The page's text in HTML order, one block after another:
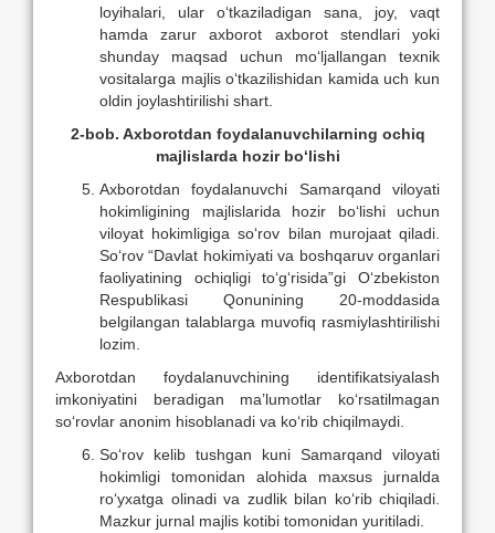
loyihalari, ular о‘tkaziladigan sana, joy, vaqt
hamda zarur axborot axborot stendlari yoki
shunday maqsad uchun mо‘ljallangan texnik
vositalarga majlis о‘tkazilishidan kamida uch kun
oldin joylashtirilishi shart.
2-bob. Axborotdan foydalanuvchilarning ochiq
majlislarda hozir bо‘lishi
Axborotdan foydalanuvchi Samarqand viloyati
hokimligining majlislarida hozir bо‘lishi uchun
viloyat hokimligiga sо‘rov bilan murojaat qiladi.
Sо‘rov “Davlat hokimiyati va boshqaruv organlari
faoliyatining ochiqligi tо‘g‘risida”gi О‘zbekiston
Respublikasi Qonunining 20-moddasida
belgilangan talablarga muvofiq rasmiylashtirilishi
lozim.
Axborotdan foydalanuvchining identifikatsiyalash
imkoniyatini beradigan ma’lumotlar kо‘rsatilmagan
sо‘rovlar anonim hisoblanadi va kо‘rib chiqilmaydi.
Sо‘rov kelib tushgan kuni Samarqand viloyati
hokimligi tomonidan alohida maxsus jurnalda
rо‘yxatga olinadi va zudlik bilan kо‘rib chiqiladi.
Mazkur jurnal majlis kotibi tomonidan yuritiladi.